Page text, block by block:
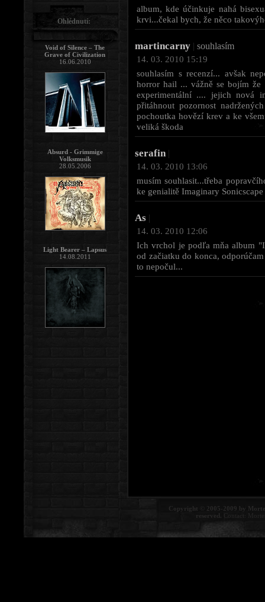
album, kde účinkuje nahá
krvi...čekal bych, že něco
martincarny | souhlasím
14. 03. 2010 15:19
souhlasím s recenzí... avšak
horror hail ... vážně se bojím že
experimentální .... jejich nová
přitáhnout pozornost
pochoutka hovězí krev a ke
veliká škoda
serafin |
14. 03. 2010 13:06
musím souhlasit...třeba
ke genialitě Imaginary
As |
14. 03. 2010 12:06
Ich vrchol je podľa mňa album
od začiatku do konca,
to nepočul...
Copyright © 2005-2009 by
reserved. Contact:
Ohlédnutí:
Void of Silence – The
Grave of Civilization
16.06.2010
Absurd - Grimmige
Volksmusik
28.05.2006
Light Bearer – Lapsus
14.08.2011